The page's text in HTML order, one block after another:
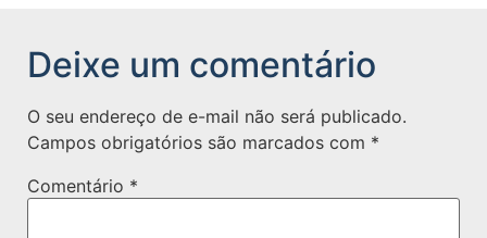
Deixe um comentário
O seu endereço de e-mail não será publicado.
Campos obrigatórios são marcados com *
Comentário *